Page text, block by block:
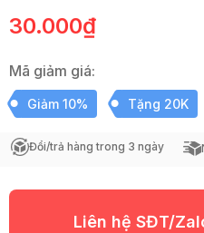
30.000₫
Mã giảm giá:
Giảm 10% Tặng 20K
Đổi/trả hàng trong 3 ngày
Liên hệ SĐT/